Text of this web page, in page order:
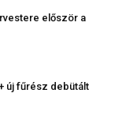
először a
új fűrész debütált